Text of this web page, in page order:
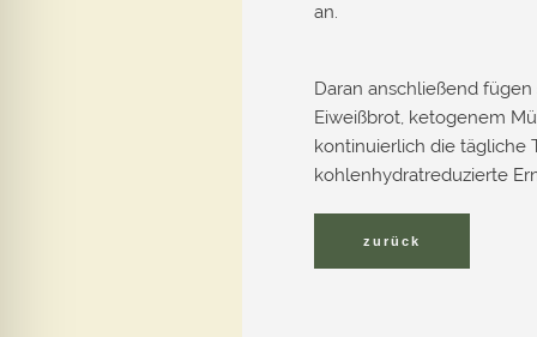
an.
Daran anschließend
Eiweißbrot, ketogenem
kontinuierlich die tägliche
kohlenhydratreduzierte